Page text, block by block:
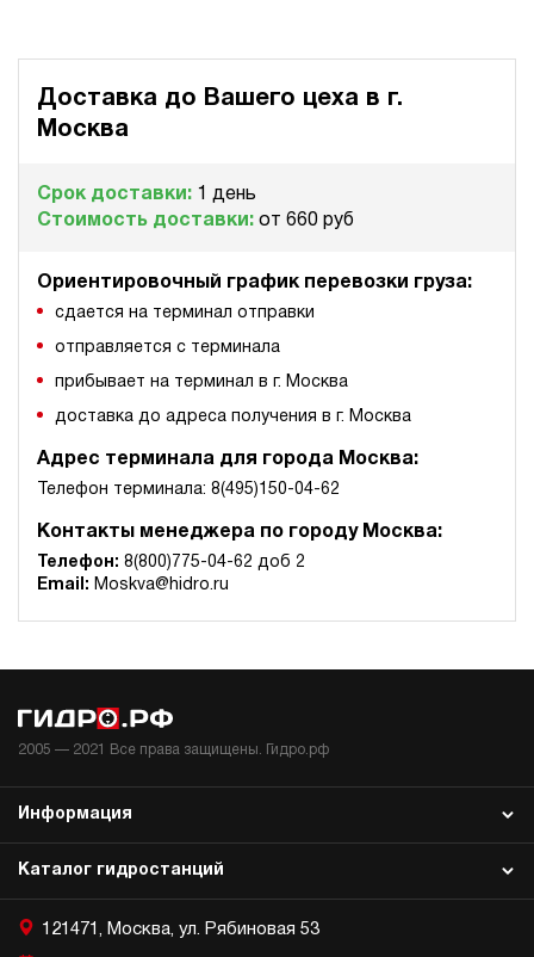
Доставка до Вашего цеха в г.
Москва
Срок доставки: 1 день
Стоимость доставки: от 660 руб
Ориентировочный график перевозки груза:
сдается на терминал отправки
отправляется с терминала
прибывает на терминал в г. Москва
доставка до адреса получения в г. Москва
Адрес терминала для города Москва:
Телефон терминала: 8(495)150-04-62
Контакты менеджера по городу Москва:
Телефон: 8(800)775-04-62 доб 2
Email: Moskva@hidro.ru
2005 — 2021 Все права защищены. Гидро.рф
Каталог гидростанций
Информация
121471, Москва, ул. Рябиновая 53